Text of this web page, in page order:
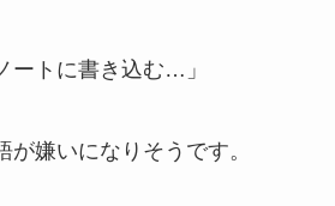
ートに書き込む…」
嫌いになりそうです。